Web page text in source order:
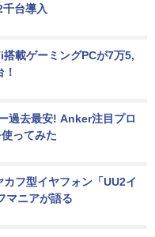
台導入
載ゲーミングPCが7万5,
過去最安! Anker注目プロ
ってみた
フ型イヤフォン「UU2イ
マニアが語る